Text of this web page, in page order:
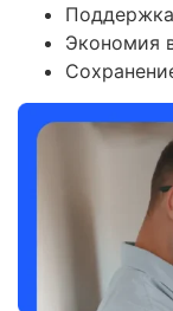
Поддержка
Экономия